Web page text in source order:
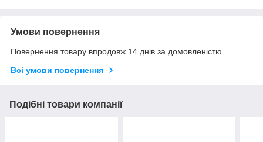
Умови повернення
Повернення товару впродовж 14 днів за домовленістю
Всі умови повернення
Подібні товари компанії